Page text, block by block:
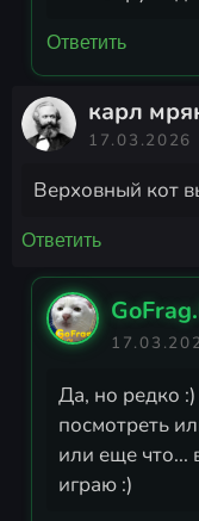
Ответить
карл
17.03.2026
Верховный кот
Ответить
Да, но редко
посмотреть
или еще что...
играю :)